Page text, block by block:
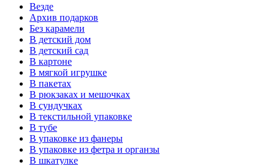
Везде
Архив подарков
Без карамели
В детский дом
В детский сад
В картоне
В мягкой игрушке
В пакетах
В рюкзаках и мешочках
В сундучках
В текстильной упаковке
В тубе
В упаковке из фанеры
В упаковке из фетра и органзы
В шкатулке